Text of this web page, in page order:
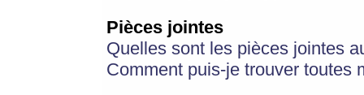
Pièces jointes
Quelles sont les pièces jointes
Comment puis-je trouver toutes